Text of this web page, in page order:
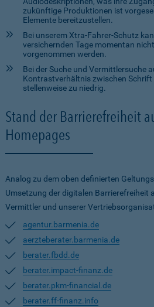
zukünftige Produktionen ist
Elemente bereitzustellen.
Bei unserem Xtra-Fahrer-Schutz
versichernden Tage momentan
vorgenommen werden.
Bei der Suche und Vermittlersuche
Kontrastverhältnis zwischen
stellenweise zu niedrig.
Stand der Barrierefreiheit
Homepages
Analog zu dem oben definierten
Umsetzung der digitalen Barrierefreiheit
Vermittler und unserer
agentur.barmenia.de
aerzteberater.barmenia.de
berater.fbdd.de
berater.impact-finanz.de
berater.pkm-financial.de
berater.ff-finanz.info